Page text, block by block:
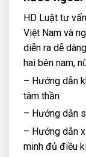
HD Luật tư
Việt Nam và
diễn ra dễ
hai bên nam,
– Hướng dẫn
tâm thần
– Hướng dẫn
– Hướng dẫn
minh đủ điều